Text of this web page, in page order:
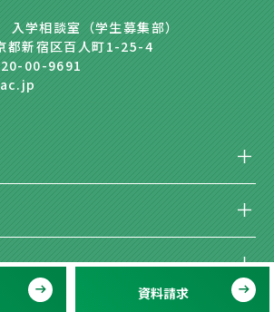
学相談室（学生募集部）
新宿区百人町1-25-4
00-9691
資料請求